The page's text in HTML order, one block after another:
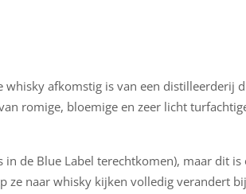
whisky afkomstig is van een distilleerderij
romige, bloemige en zeer licht
de Blue Label terechtkomen), maar dit is
ze naar whisky kijken volledig verandert